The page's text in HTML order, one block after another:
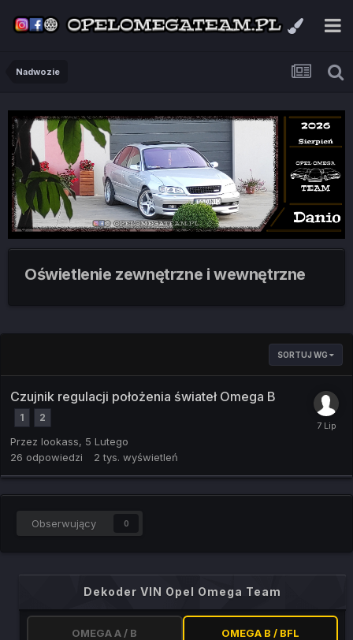
Nadwozie
Oświetlenie zewnętrzne i wewnętrzne
SORTUJ WG
Czujnik regulacji położenia świateł Omega B
1 2
Przez lookass, 5 Lutego
26 odpowiedzi 2 tys. wyświetleń
Obserwujący 0
Dekoder VIN Opel Omega Team
OMEGA A / B OMEGA B / BFL